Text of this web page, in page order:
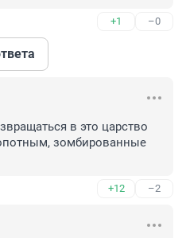
+1 –0
в это царство
зомбированные
+12 –2